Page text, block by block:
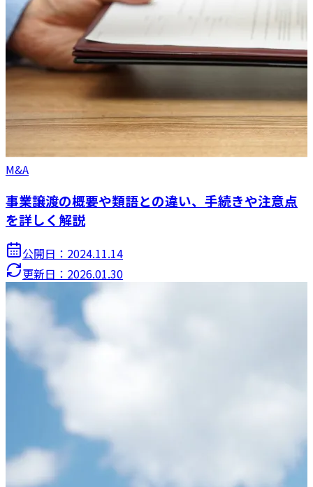
M&A
事業譲渡の概要や類語との違い、手続きや注意点
を詳しく解説
公開日： 2024.11.14
更新日： 2026.01.30